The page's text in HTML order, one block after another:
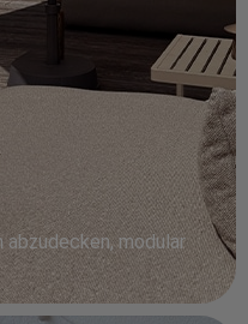
modular